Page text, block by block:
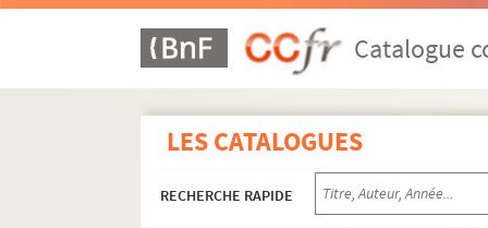
Catalogue
LES CATALOGUES
RECHERCHE RAPIDE